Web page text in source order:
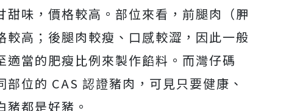
味，價格較高。部位來看，前腿肉（胛
高；後腿肉較瘦、口感較澀，因此一般
當的肥瘦比例來製作餡料。而灣仔碼
位的 CAS 認證豬肉，可見只要健康、
都是好豬。